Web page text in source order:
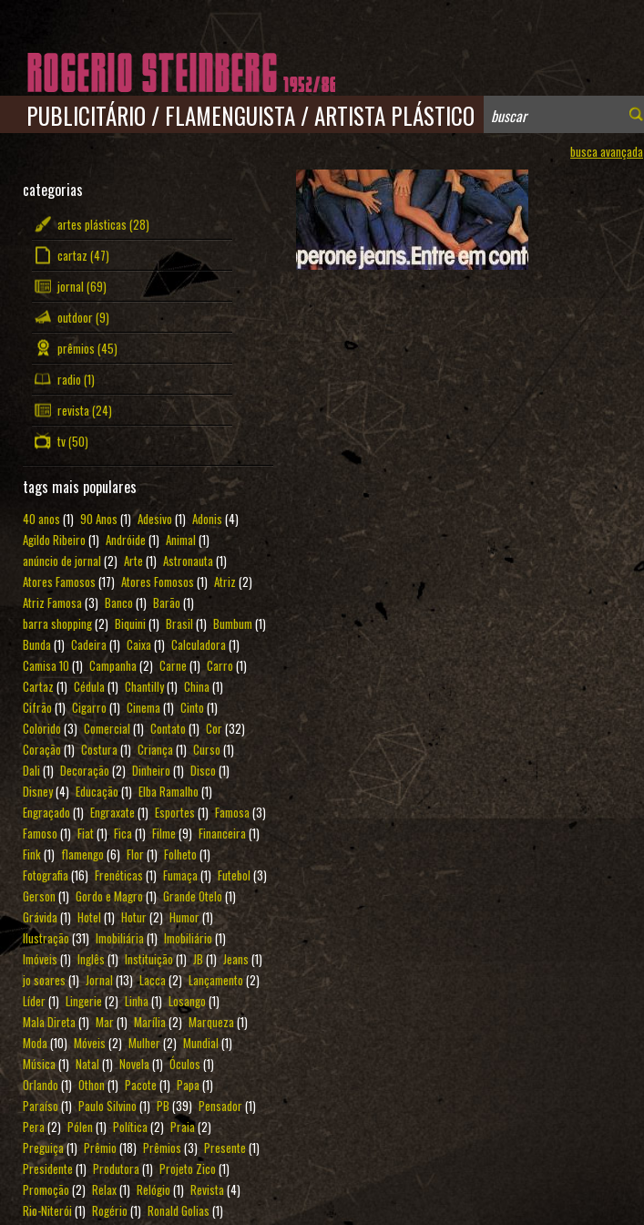
PUBLICITÁRIO / FLAMENGUISTA/ARTISTA PLÁSTICO
busca avançada
categorias
artes plásticas (28)
cartaz (47)
jornal (69)
outdoor(9)
prêmios (45)
radio (1)
revista(24)
tv(50)
tags mais populares
40 anos (1) 90 Anos (1) Adesivo (1) Adonis (4)
Agildo Ribeiro(1) Andróide (1) Animal (1)
anúncio de jornal (2) Arte (1) Astronauta(1)
Atores Famosos (17) Atores Fomosos (1) Atriz (2)
Atriz Famosa (3) Banco (1) Barão (1)
barra shopping(2) Biquini(1) Brasil(1) Bumbum (1)
Bunda(1) Cadeira(1) Caixa (1) Calculadora(1)
Camisa 10 (1) Campanha(2) Carne (1) Carro (1)
Cartaz (1) Cédula (1) Chantilly(1) China(1)
Cifrão(1) Cigarro (1) Cinema(1) Cinto (1)
Colorido (3) Comercial(1) Contato (1) Cor(32)
Coração(1) Costura(1) Criança(1) Curso (1)
Dali (1) Decoração (2) Dinheiro(1) Disco(1)
Disney(4) Educação(1) Elba Ramalho (1)
Engraçado (1) Engraxate (1) Esportes (1) Famosa(3)
Famoso(1) Fiat(1) Fica (1) Filme(9) Financeira(1)
Fink(1) flamengo (6) Flor(1) Folheto (1)
Fotografia(16) Frenéticas (1) Fumaça (1) Futebol(3)
Gerson (1) Gordo e Magro(1) Grande Otelo(1)
Grávida(1) Hotel (1) Hotur(2) Humor(1)
Ilustração(31) Imobiliária(1) Imobiliário(1)
Imóveis(1) Inglês (1) Instituição(1) JB(1) Jeans (1)
jo soares(1) Jornal (13) Lacca (2) Lançamento(2)
Líder(1) Lingerie(2) Linha(1) Losango(1)
Mala Direta (1) Mar(1) Marília(2) Marqueza(1)
Moda(10) Móveis (2) Mulher(2) Mundial(1)
Música(1) Natal (1) Novela(1) Óculos (1)
Orlando (1) Othon(1) Pacote(1) Papa(1)
Paraíso (1) Paulo Silvino (1) PB (39) Pensador(1)
Pera(2) Pólen(1) Política(2) Praia(2)
Preguiça(1) Prêmio (18) Prêmios (3) Presente(1)
Presidente (1) Produtora(1) Projeto Zico(1)
Promoção (2) Relax(1) Relógio(1) Revista(4)
Rio-Niterói(1) Rogério (1) Ronald Golias (1)